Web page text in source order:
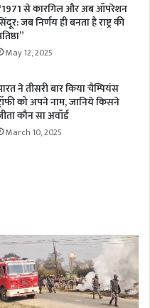
से कारगिल और अब ऑपरेशन
जब निर्णय ही बनता है राष्ट्र की
May 12, 2025
ने तीसरी बार किया चैम्पियंस
को अपने नाम, जानिये किसने
कौन सा अवॉर्ड
March 10, 2025